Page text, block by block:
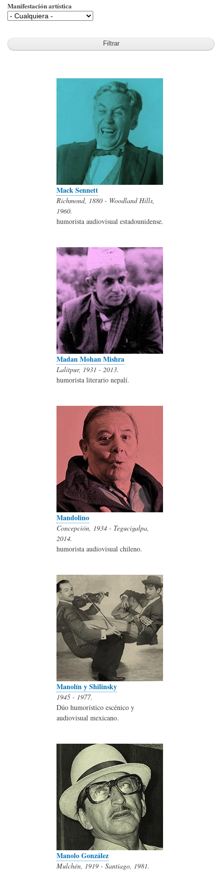
Manifestación artística
Mack Sennett
Richmond, 1880 - Woodland Hills,
1960.
humorista audiovisual estadounidense.
Madan Mohan Mishra
Lalitpur, 1931 - 2013.
humorista literario nepalí.
Mandolino
Concepción, 1934 - Tegucigalpa,
2014.
humorista audiovisual chileno.
Manolín y Shilinsky
1945 - 1977.
Dúo humorístico escénico y
audiovisual mexicano.
Manolo González
Mulchén, 1919 - Santiago, 1981.